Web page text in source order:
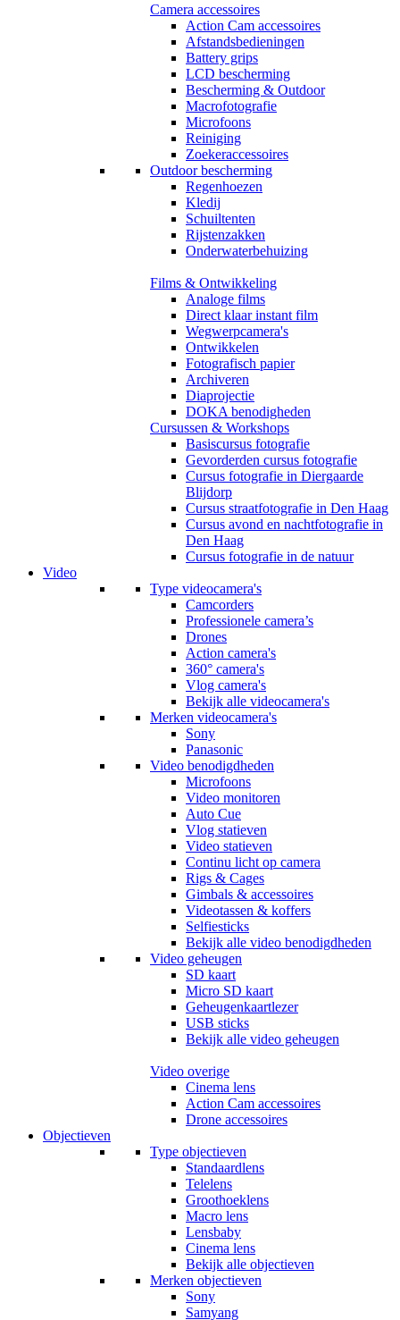
Camera accessoires
Action Cam accessoires
Afstandsbedieningen
Battery grips
LCD bescherming
Bescherming & Outdoor
Macrofotografie
Microfoons
Reiniging
Zoekeraccessoires
Outdoor bescherming
Regenhoezen
Kledij
Schuiltenten
Rijstenzakken
Onderwaterbehuizing
Films & Ontwikkeling
Analoge films
Direct klaar instant film
Wegwerpcamera's
Ontwikkelen
Fotografisch papier
Archiveren
Diaprojectie
DOKA benodigheden
Cursussen & Workshops
Basiscursus fotografie
Gevorderden cursus fotografie
Cursus fotografie in Diergaarde
Blijdorp
Cursus straatfotografie in Den Haag
Cursus avond en nachtfotografie in
Den Haag
Cursus fotografie in de natuur
Video
Type videocamera's
Camcorders
Professionele camera’s
Drones
Action camera's
360° camera's
Vlog camera's
Bekijk alle videocamera's
Merken videocamera's
Sony
Panasonic
Video benodigdheden
Microfoons
Video monitoren
Auto Cue
Vlog statieven
Video statieven
Continu licht op camera
Rigs & Cages
Gimbals & accessoires
Videotassen & koffers
Selfiesticks
Bekijk alle video benodigdheden
Video geheugen
SD kaart
Micro SD kaart
Geheugenkaartlezer
USB sticks
Bekijk alle video geheugen
Video overige
Cinema lens
Action Cam accessoires
Drone accessoires
Objectieven
Type objectieven
Standaardlens
Telelens
Groothoeklens
Macro lens
Lensbaby
Cinema lens
Bekijk alle objectieven
Merken objectieven
Sony
Samyang